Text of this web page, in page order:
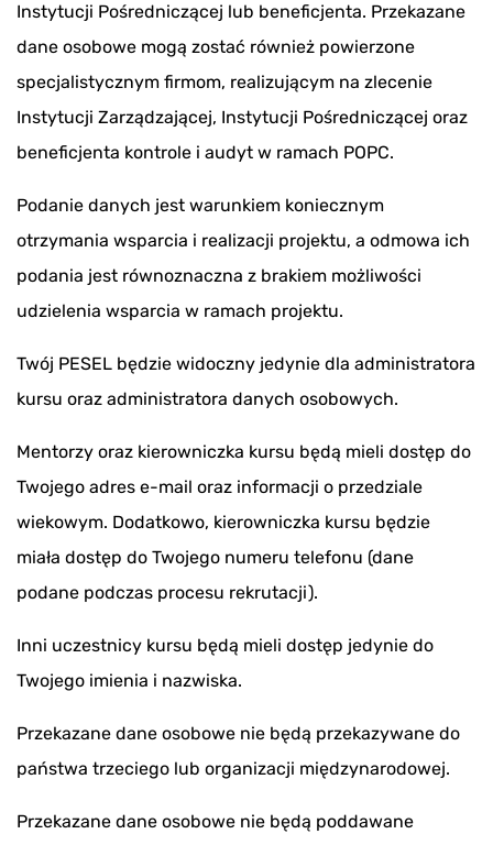
Instytucji Pośredniczącej lub beneficjenta. Przekazane
dane osobowe mogą zostać również powierzone
specjalistycznym firmom, realizującym na zlecenie
Instytucji Zarządzającej, Instytucji Pośredniczącej oraz
beneficjenta kontrole i audyt w ramach POPC.
Podanie danych jest warunkiem koniecznym
otrzymania wsparcia i realizacji projektu, a odmowa ich
podania jest równoznaczna z brakiem możliwości
udzielenia wsparcia w ramach projektu.
Twój PESEL będzie widoczny jedynie dla administratora
kursu oraz administratora danych osobowych.
Mentorzy oraz kierowniczka kursu będą mieli dostęp do
Twojego adres e-mail oraz informacji o przedziale
wiekowym. Dodatkowo, kierowniczka kursu będzie
miała dostęp do Twojego numeru telefonu (dane
podane podczas procesu rekrutacji).
Inni uczestnicy kursu będą mieli dostęp jedynie do
Twojego imienia i nazwiska.
Przekazane dane osobowe nie będą przekazywane do
państwa trzeciego lub organizacji międzynarodowej.
Przekazane dane osobowe nie będą poddawane